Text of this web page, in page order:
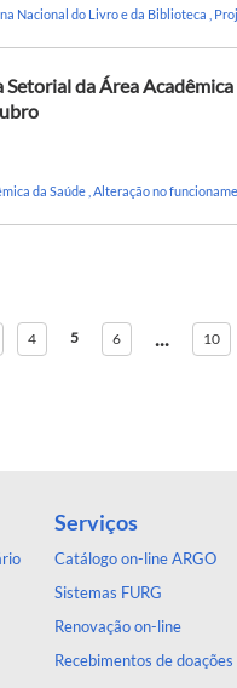
Nacional do Livro e da Biblioteca
da Área
da Saúde Alteração no
4 5 6 ... 10
Serviços
Catálogo on-line ARGO
Sistemas FURG
Renovação on-line
Recebimentos de doações